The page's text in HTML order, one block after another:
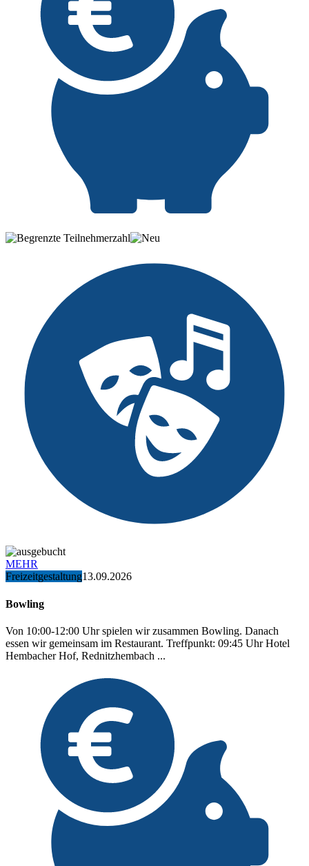
MEHR
Freizeitgestaltung13.09.2026
Bowling
Von 10:00-12:00 Uhr spielen wir zusammen Bowling. Danach
essen wir gemeinsam im Restaurant. Treffpunkt: 09:45 Uhr Hotel
Hembacher Hof, Rednitzhembach ...